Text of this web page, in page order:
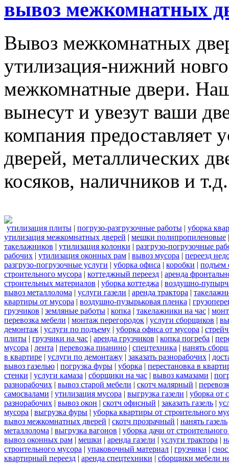
вывоз межкомнатных
Вывоз межкомнатных
утилизация-нижний
межкомнатные двери.
вынесут и увезут ваши
компания предоставляет
дверей, металлических
косяков, наличников и т.д.
утилизация плиты | погрузо-разгрузочные работы | уборка
утилизация межкомнатных дверей | мешки полипропиленовые
такелажников | утилизация колонки | разгрузо-погрузочные
рабочих | утилизация оконных рам | вывоз мусора | переезд
разгрузо-погрузочные услуги | уборка офиса | коробки | подъем
строительного мусора | коттеджный переезд | аренда
строительных материалов | уборка коттеджа | воздушно-
вывоз металлолома | услуги газели | аренда трактора |
квартиры от мусора | воздушно-пузырьковая пленка |
грузчиков | земляные работы | копка | такелажники на час |
перевозка мебели | монтаж перегородок | услуги сборщиков |
демонтаж | услуги по подъему | уборка офиса от мусора |
плиты | грузчики на час | аренда грузчиков | копка погреба |
мусора | лента | перевозка пианино | спецтехника | нанять
в квартире | услуги по демонтажу | заказать разнорабочих |
вывоз газелью | погрузка фуры | уборка | перестановка в
стенки | услуги камаза | сборщики на час | вывоз камазами |
разнорабочих | вывоз старой мебели | скотч малярный |
самосвалами | утилизация мусора | выгрузка газели | уборка от
разнорабочих | вывоз окон | скотч офисный | заказать газель |
мусора | выгрузка фуры | уборка квартиры от строительного
вывоз межкомнатных дверей | скотч прозрачный | нанять газель
металлолома | выгрузка вагонов | уборка дачи от
вывоз оконных рам | мешки | аренда газели | услуги трактора |
строительного мусора | упаковочный материал | грузчики |
квартирный переезд | аренда спецтехники | сборщики мебели